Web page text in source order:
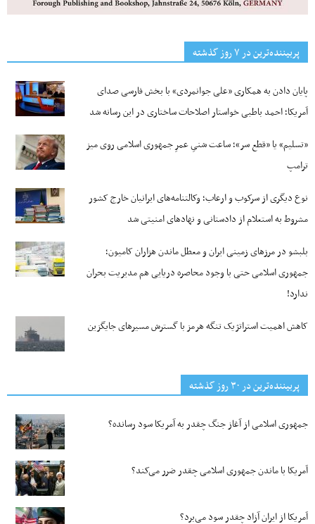
پربیننده‌ترین‌ در ۷ روز گذشته
پایان دادن به همکاری «علی جوانمردی» با بخش فارسی صدای
آمریکا؛ احمد باطبی خواستار اصلاحات ساختاری در این رسانه شد
«تسلیم» یا «قطع سر»؛ ساعت شنیِ عمرِ جمهوری اسلامی روی میز
ترامپ
نوع دیگری از سرکوب و ارعاب؛ وکالتنامه‌های ایرانیان خارج کشور
مشروط به استعلام از دادستانی و نهادهای امنیتی شد
بلبشو در مرزهای زمینی ایران و معطل ماندن هزاران کامیون؛
جمهوری اسلامی حتی با وجود محاصره دریایی هم مدیریت بحران
ندارد!
کاهش اهمیت استراتژیک تنگه‌ هرمز با گسترش مسیرهای جایگزین
پربیننده‌ترین‌ در ۳۰ روز گذشته
جمهوری اسلامی از آغاز جنگ چقدر به آمریکا سود رسانده؟
آمریکا با ماندن جمهوری اسلامی چقدر ضرر می‌کند؟
آمریکا از ایران آزاد چقدر سود می‌برد؟